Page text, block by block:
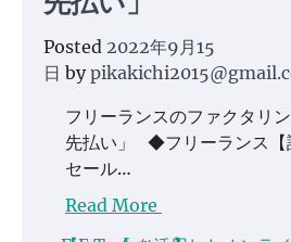
Posted 2022年9月15
日 by
フリーランスのファクタリ
先払い」 ◆フリーランス【
セール…
Read More